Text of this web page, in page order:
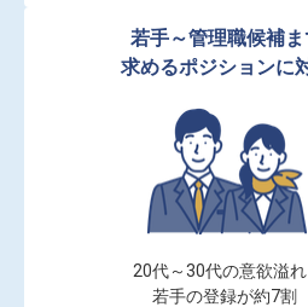
若手～管理職候補ま
求めるポジションに
20代～30代の意欲溢れ
若手の登録が約7割